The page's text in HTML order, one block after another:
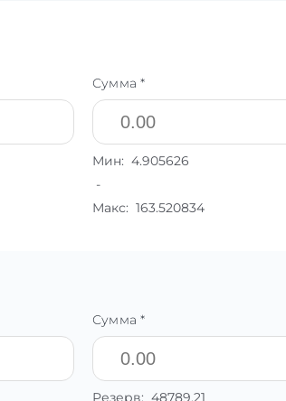
Сумма *
Мин: 4.905626
-
Макс: 163.520834
Сумма *
Резерв: 48789.21